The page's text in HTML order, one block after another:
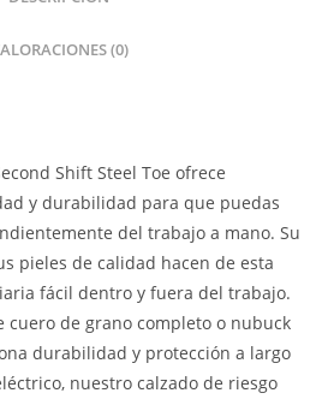
(0)
Shift Steel Toe ofrece
y durabilidad para que puedas
del trabajo a mano. Su
pieles de calidad hacen de esta
fácil dentro y fuera del trabajo.
cuero de grano completo o nubuck
durabilidad y protección a largo
nuestro calzado de riesgo